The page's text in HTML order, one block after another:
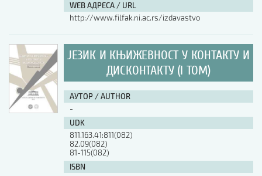
WEB АДРЕСА / URL
http://www.filfak.ni.ac.rs/izdavastvo
ЈЕЗИК И КЊИЖЕВНОСТ У КОНТАКТУ И
ДИСКОНТАКТУ (I ТОМ)
АУТОР / AUTHOR
-
UDK
811.163.41:811(082)
82.09(082)
81-115(082)
ISBN